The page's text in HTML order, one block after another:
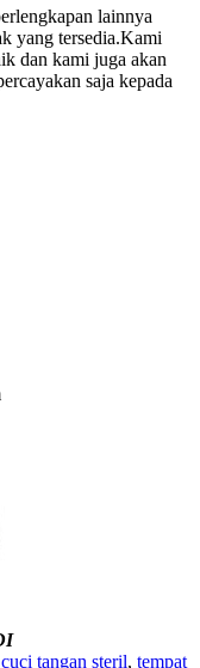
lainnya
yang tersedia.Kami
dan kami juga akan
saja kepada
tangan steril, tempat